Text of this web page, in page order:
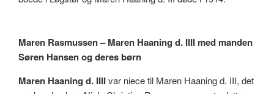
e
a
i
R
l
n
s
Maren Rasmussen – Maren Haaning d. IIII med manden
Søren Hansen og deres børn
Maren Haaning d. IIIIvar niece til Maren Haaning d. III, det